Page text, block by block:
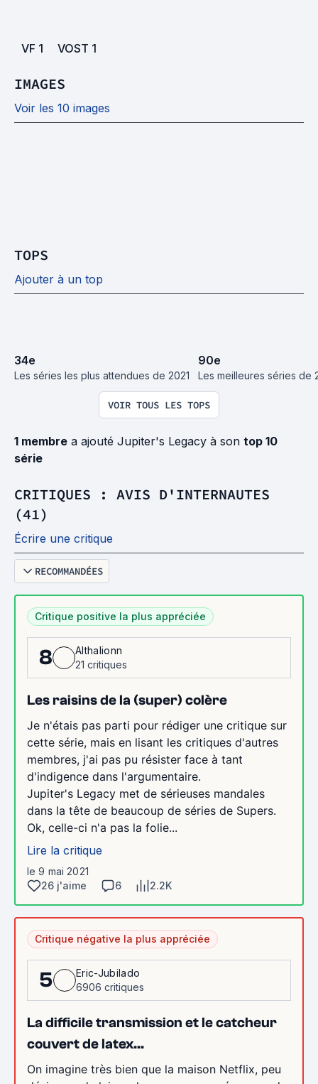
VF 1 VOST 1
IMAGES
Voir les 10 images
TOPS
Ajouter à un top
34e
Les séries les plus attendues de 2021
90e
Les meilleures séries de
VOIR TOUS LES TOPS
1 membre a ajouté Jupiter's Legacy à son top 10
série
CRITIQUES : AVIS D'INTERNAUTES
(41)
Écrire une critique
RECOMMANDÉES
Critique positive la plus appréciée
8
Althalionn
21 critiques
Les raisins de la (super) colère
Je n'étais pas parti pour rédiger une critique sur
cette série, mais en lisant les critiques d'autres
membres, j'ai pas pu résister face à tant
d'indigence dans l'argumentaire.
Jupiter's Legacy met de sérieuses mandales
dans la tête de beaucoup de séries de Supers.
Ok, celle-ci n'a pas la folie...
Lire la critique
le 9 mai 2021
26 j'aime
6 2.2K
Critique négative la plus appréciée
5
Eric-Jubilado
6906 critiques
La difficile transmission et le catcheur
couvert de latex...
On imagine très bien que la maison Netflix, peu